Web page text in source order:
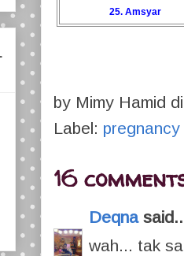
25. Amsyar
by Mimy Hamid
Label: pregnancy
16
Deqna
wah... tak